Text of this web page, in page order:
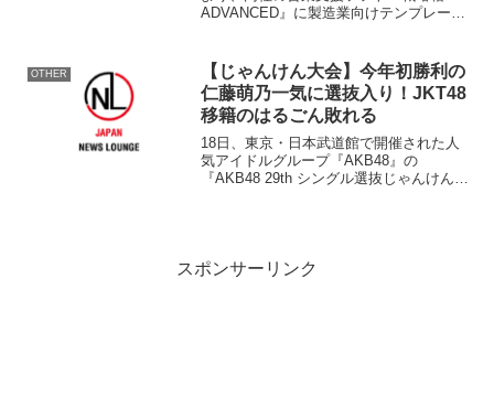
ADVANCED』に製造業向けテンプレート
となり、業務効率化とデジタルトランス
フォーメーショ...
OTHER
【じゃんけん大会】今年初勝利の
仁藤萌乃一気に選抜入り！JKT48
移籍のはるごん敗れる
18日、東京・日本武道館で開催された人
気アイドルグループ『AKB48』の
『AKB48 29th シングル選抜じゃんけん大
スポンサーリンク